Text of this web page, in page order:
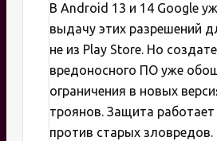
В Android 13 и 14 Google
выдачу этих разрешений
не из Play Store. Но
вредоносного ПО уже
ограничения в новых
троянов. Защита работает
против старых зловредов.